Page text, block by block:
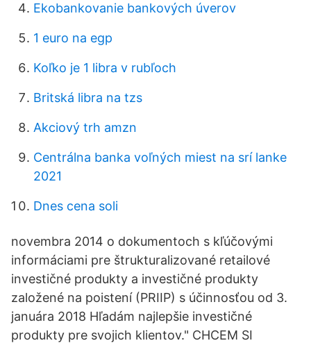
Ekobankovanie bankových úverov
1 euro na egp
Koľko je 1 libra v rubľoch
Britská libra na tzs
Akciový trh amzn
Centrálna banka voľných miest na srí lanke
2021
Dnes cena soli
novembra 2014 o dokumentoch s kľúčovými
informáciami pre štrukturalizované retailové
investičné produkty a investičné produkty
založené na poistení (PRIIP) s účinnosťou od 3.
januára 2018 Hľadám najlepšie investičné
produkty pre svojich klientov." CHCEM SI